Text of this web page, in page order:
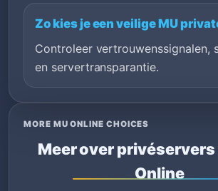
Zo kies je een veilige MU
Controleer vertrouwenssignalen,
en servertransparantie.
MORE MU ONLINE CHOICES
Meer over privéservers
Online